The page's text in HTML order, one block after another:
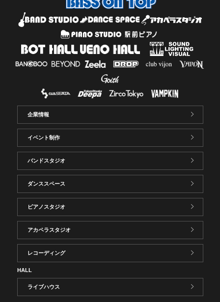
企業情報
イベント制作
バンドスタジオ
ダンススペース
ピアノスタジオ
アカペラスタジオ
レコーディング
HALL
ライブハウス